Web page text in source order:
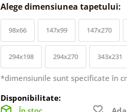
Alege dimensiunea tapetului:
98x66 147x99 147x270
294x198 294x270 343x231
*dimensiunile sunt specificate în
Disponibilitate: